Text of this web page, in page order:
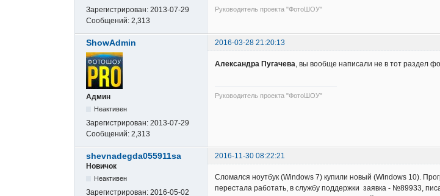
Зарегистрирован: 2013-07-29
Сообщений: 2,313
Руководитель проекта "ФотоШОУ"
ShowAdmin 2016-03-28 21:20:13
Админ
Неактивен
Зарегистрирован: 2013-07-29
Сообщений: 2,313
Александра Пугачева, вы вообще написали не в тот раздел
Руководитель проекта "ФотоШОУ"
shevnadegda055911sa
2016-11-30 08:22:21
Новичок
Неактивен
Зарегистрирован: 2016-05-02
Сломался ноутбук (Windows 7) купили новый (Windows 10).
перестала работать, в службу поддержки заявка - №89933,